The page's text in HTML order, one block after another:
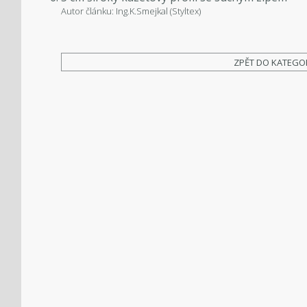
Autor článku: Ing.K.Smejkal (Styltex)
ZPĚT DO